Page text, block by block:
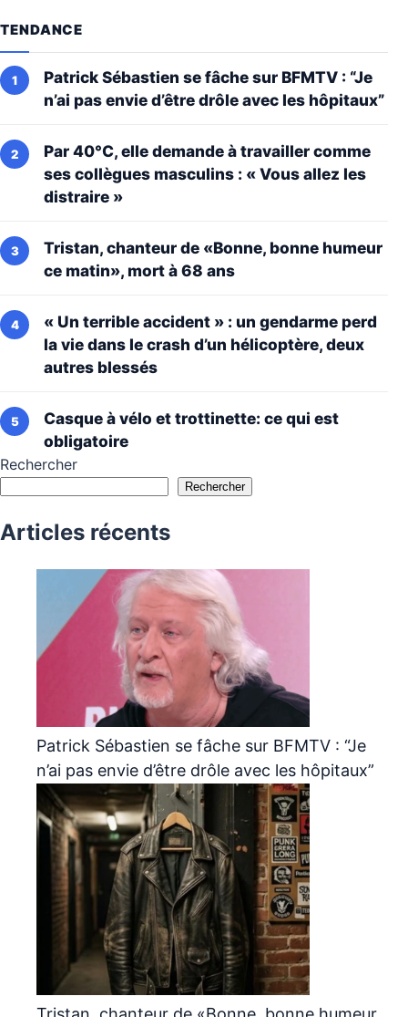
TENDANCE
Patrick Sébastien se fâche sur BFMTV : “Je
n’ai pas envie d’être drôle avec les hôpitaux”
Par 40°C, elle demande à travailler comme
ses collègues masculins : « Vous allez les
distraire »
Tristan, chanteur de «Bonne, bonne humeur
ce matin», mort à 68 ans
« Un terrible accident » : un gendarme perd
la vie dans le crash d’un hélicoptère, deux
autres blessés
Casque à vélo et trottinette: ce qui est
obligatoire
Rechercher
Rechercher
Articles récents
Patrick Sébastien se fâche sur BFMTV : “Je
n’ai pas envie d’être drôle avec les hôpitaux”